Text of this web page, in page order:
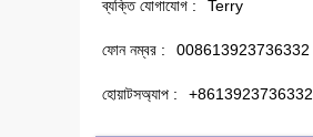
ব্যক্তি যোগাযোগ : Terry
ফোন নম্বর : 008613923736332
হোয়াটসঅ্যাপ : +8613923736332